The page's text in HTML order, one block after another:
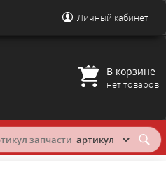
Личный кабинет
В корзине
нет товаров